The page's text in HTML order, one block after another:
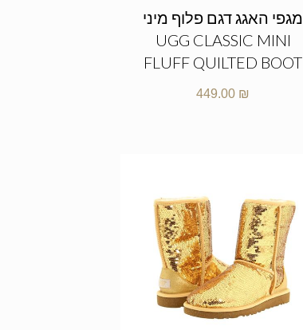
מגפי האגג דגם פלוף מיני
UGG CLASSIC MINI
FLUFF QUILTED BOOT
449.00 ₪